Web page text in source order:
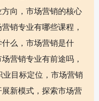
向，市场营销的核心
销专业有哪些课程，
么，市场营销是什
营销专业有前途吗，
目标定位，市场营销
新模式，探索市场营